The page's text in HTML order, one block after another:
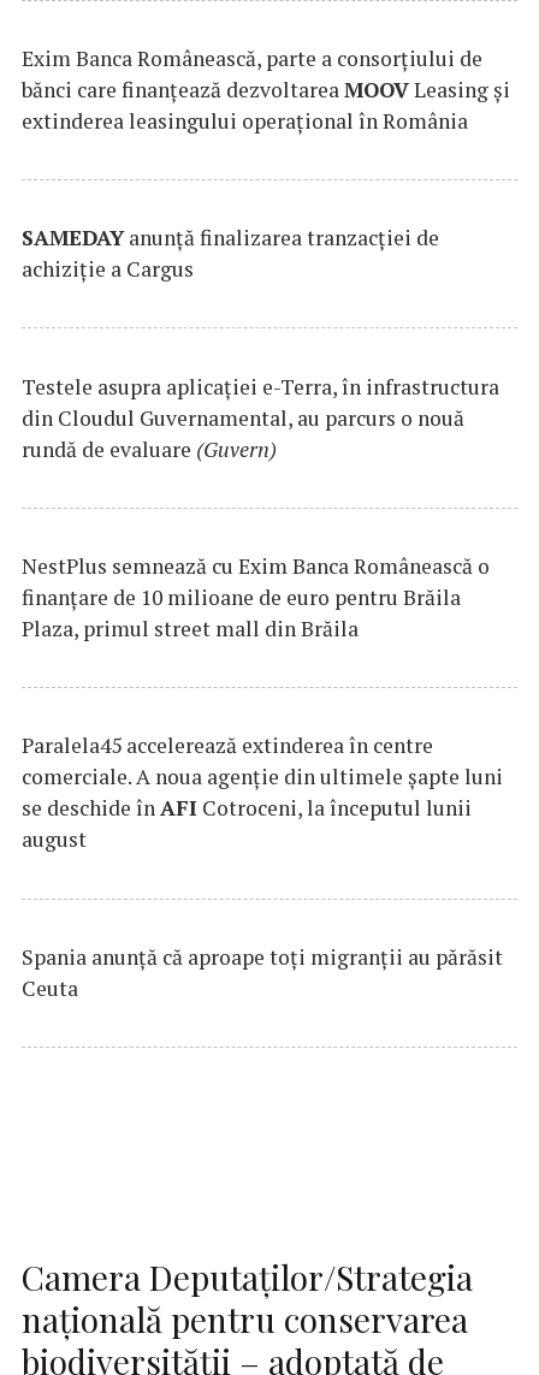
Exim Banca Românească, parte a consorțiului de
bănci care finanțează dezvoltareaMOOVLeasing și
extinderea leasingului operațional în România
SAMEDAYanunță finalizarea tranzacției de
achiziție a Cargus
Testele asupra aplicaţiei e-Terra, în infrastructura
din Cloudul Guvernamental, au parcurs o nouă
rundă de evaluare (Guvern)
NestPlus semnează cu Exim Banca Românească o
finanțare de 10 milioane de euro pentru Brăila
Plaza, primul street mall din Brăila
Paralela45 accelerează extinderea în centre
comerciale. A noua agenție din ultimele șapte luni
se deschide înAFI Cotroceni, la începutul lunii
august
Spania anunţă că aproape toţi migranţii au părăsit
Ceuta
Camera Deputaţilor/Strategia
naţională pentru conservarea
biodiversităţii – adoptată de